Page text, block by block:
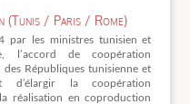
(Tunis / Paris / Rome)
par les ministres tunisien et
l’accord de coopération
Républiques tunisienne et
la coopération
réalisation en coproduction